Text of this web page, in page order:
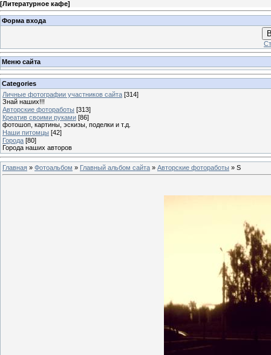
[Литературное кафе]
Форма входа
Меню сайта
Categories
Личные фотографии участников сайта [314]
Знай наших!!!
Авторские фотоработы [313]
Креатив своими руками [86]
фотошоп, картины, эскизы, поделки и т.д.
Наши питомцы [42]
Города [80]
Города наших авторов
Главная » Фотоальбом » Главный альбом сайта » Авторские фотоработы » S